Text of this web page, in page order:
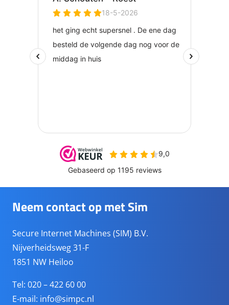
Neem contact op met Sim
Secure Internet Machines (SIM) B.V.
Nijverheidsweg 31-F
1851 NW Heiloo
Tel: 020 – 422 60 00
E-mail: info@simpc.nl